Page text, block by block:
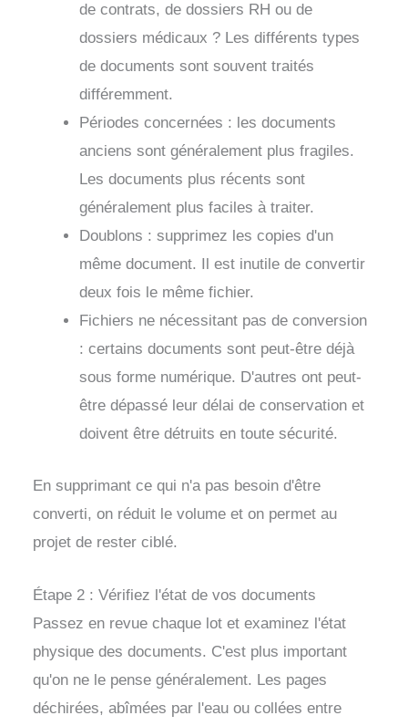
de contrats, de dossiers RH ou de
dossiers médicaux ? Les différents types
de documents sont souvent traités
différemment.
Périodes concernées : les documents
anciens sont généralement plus fragiles.
Les documents plus récents sont
généralement plus faciles à traiter.
Doublons : supprimez les copies d'un
même document. Il est inutile de convertir
deux fois le même fichier.
Fichiers ne nécessitant pas de conversion
: certains documents sont peut-être déjà
sous forme numérique. D'autres ont peut-
être dépassé leur délai de conservation et
doivent être détruits en toute sécurité.
En supprimant ce qui n'a pas besoin d'être
converti, on réduit le volume et on permet au
projet de rester ciblé.
Étape 2 : Vérifiez l'état de vos documents
Passez en revue chaque lot et examinez l'état
physique des documents. C'est plus important
qu'on ne le pense généralement. Les pages
déchirées, abîmées par l'eau ou collées entre